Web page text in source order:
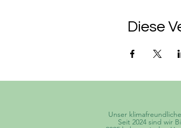
Diese
Unser
Seit 2024 sind wir